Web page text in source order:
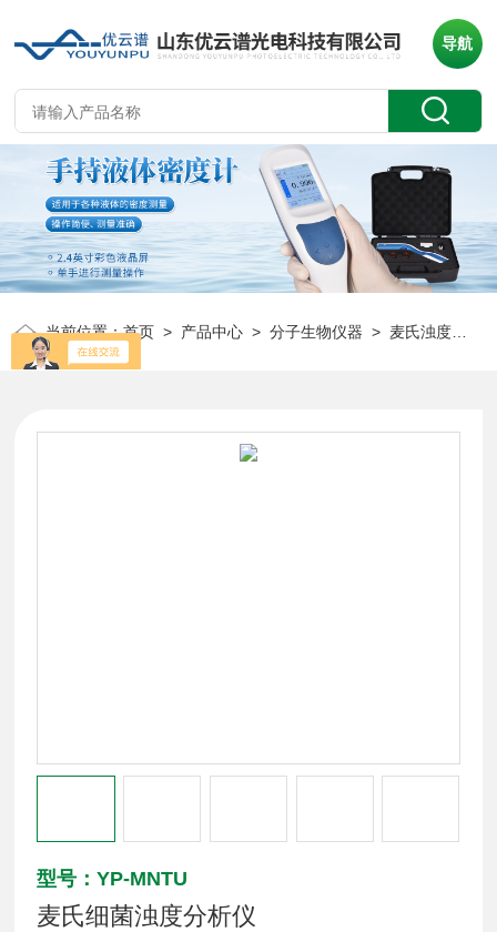
导航
当前位置：首页 > 产品中心 >分子生物仪器 > 麦氏浊度计
型号：YP-MNTU
麦氏细菌浊度分析仪